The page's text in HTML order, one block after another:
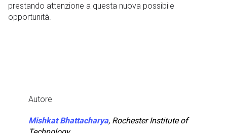
prestando attenzione a questa nuova possibile
opportunità.
Autore
Mishkat Bhattacharya, Rochester Institute of